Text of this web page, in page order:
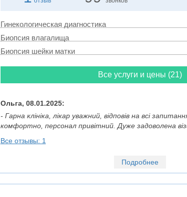
Гинекологическая диагностика
Биопсия влагалища
Биопсия шейки матки
Все услуги и цены (21)
Ольга, 08.01.2025:
- Гарна клініка, лікар уважний, відповів на всі
комфортно, персонал привітний. Дуже задоволена
Все отзывы: 1
Подробнее